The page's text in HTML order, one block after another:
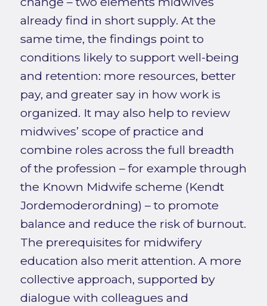
already find in short supply. At the
same time, the findings point to
conditions likely to support well-being
and retention: more resources, better
pay, and greater say in how work is
organized. It may also help to review
midwives’ scope of practice and
combine roles across the full breadth
of the profession – for example through
the Known Midwife scheme (Kendt
Jordemoderordning) – to promote
balance and reduce the risk of burnout.
The prerequisites for midwifery
education also merit attention. A more
collective approach, supported by
dialogue with colleagues and